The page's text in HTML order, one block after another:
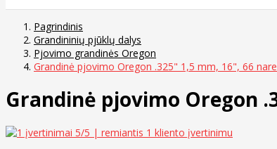
Pagrindinis
Grandininių pjūklų dalys
Pjovimo grandinės Oregon
Grandinė pjovimo Oregon .325" 1,5 mm, 16", 66
Grandinė pjovimo Oregon
5/5 | remiantis 1 kliento įvertinimu